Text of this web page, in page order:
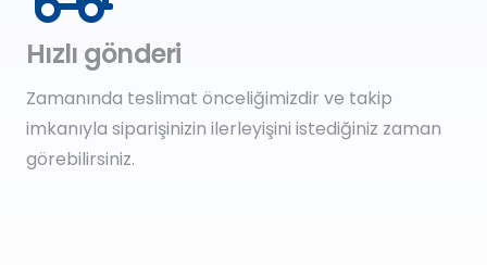
Hızlı gönderi
Zamanında teslimat önceliğimizdir ve takip
imkanıyla siparişinizin ilerleyişini istediğiniz zaman
görebilirsiniz.